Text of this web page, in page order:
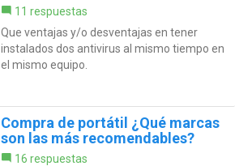
11 respuestas
Que ventajas y/o desventajas en tener
instalados dos antivirus al mismo tiempo en
el mismo equipo.
Compra de portátil ¿Qué marcas
son las más recomendables?
16 respuestas